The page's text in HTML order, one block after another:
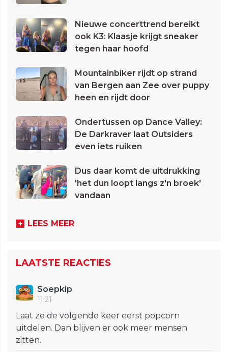
Nieuwe concerttrend bereikt
ook K3: Klaasje krijgt sneaker
tegen haar hoofd
Mountainbiker rijdt op strand
van Bergen aan Zee over puppy
heen en rijdt door
Ondertussen op Dance Valley:
De Darkraver laat Outsiders
even iets ruiken
Dus daar komt de uitdrukking
'het dun loopt langs z'n broek'
vandaan
LEES MEER
LAATSTE REACTIES
Soepkip
11:21
Laat ze de volgende keer eerst popcorn
uitdelen. Dan blijven er ook meer mensen
zitten.